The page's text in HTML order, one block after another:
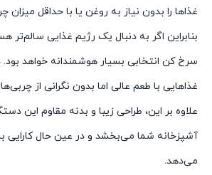
غذاها را بدون نیاز به روغن یا با حداقل میزان
بنابراین اگر به دنبال یک رژیم غذایی سالم‌تر
سرخ کن انتخابی بسیار هوشمندانه خواهد
غذاهایی با طعم عالی اما بدون نگرانی از
علاوه بر این، طراحی زیبا و بدنه مقاوم این
آشپزخانه شما می‌بخشد و در عین حال کارایی
می‌دهد.